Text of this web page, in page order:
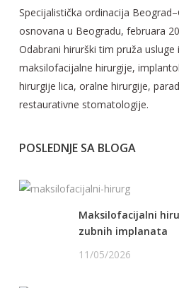
Specijalistička ordinacija
osnovana u Beogradu, februara
Odabrani hirurški tim pruža usluge
maksilofacijalne hirurgije,
hirurgije lica, oralne hirurgije,
restaurativne stomatologije.
POSLEDNJE SA BLOGA
Maksilofacijalni
zubnih implanata
11/05/2026